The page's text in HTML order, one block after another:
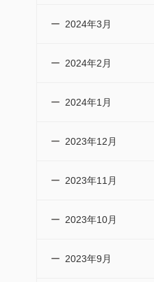
2024年3月
2024年2月
2024年1月
2023年12月
2023年11月
2023年10月
2023年9月